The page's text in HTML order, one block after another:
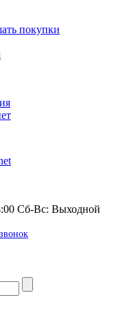
покупки
Сб-Вс: Выходной